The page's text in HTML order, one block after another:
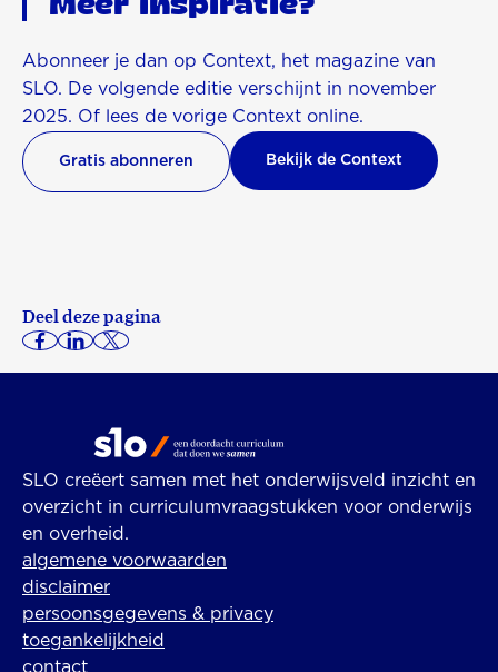
Meer inspiratie?
Abonneer je dan op Context, het magazine van
SLO. De volgende editie verschijnt in november
2025. Of lees de vorige Context online.
Gratis abonneren Bekijk de Context
Deel deze pagina
SLO creëert samen met het onderwijsveld inzicht en
overzicht in curriculumvraagstukken voor onderwijs
en overheid.
algemene voorwaarden
disclaimer
persoonsgegevens & privacy
toegankelijkheid
contact